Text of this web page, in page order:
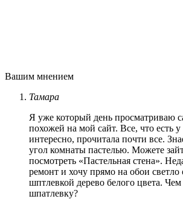
Вашим мнением
Тамара
Я уже который день просматриваю
похожей на мой сайт. Все, что есть
интересно, прочитала почти все.
угол комнаты пастелью. Можете
посмотреть «Пастельная стена».
ремонт и хочу прямо на обои светло
шптлевкой дерево белого цвета.
шпатлевку?